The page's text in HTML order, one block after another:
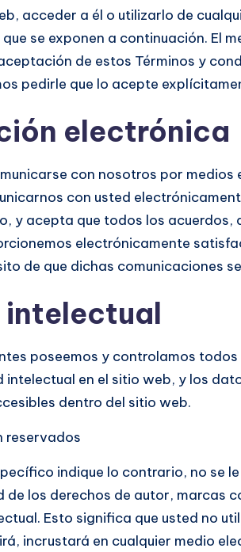
acceder a él o utilizarlo de
se exponen a continuación. El
de estos Términos y
pedirle que lo acepte
electrónica
con nosotros por
con usted
y acepta que todos los acuerdos,
electrónicamente
de que dichas comunicaciones
intelectual
poseemos y controlamos
en el sitio web, y los
dentro del sitio web.
reservados
indique lo contrario, no se
de los derechos de autor, marcas
Esto significa que usted no
incrustará en cualquier medio